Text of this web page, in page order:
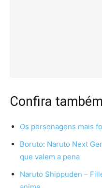
Confira
Os personagens mais
Boruto: Naruto Next
que valem a pena
Naruto Shippuden –